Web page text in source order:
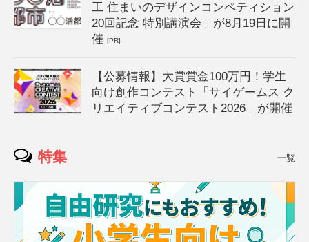
工 住まいのデザインコンペティション
20回記念 特別講演会」が8月19日に開
催[PR]
【公募情報】大賞賞金100万円！学生
向け創作コンテスト「サイゲームス ク
リエイティブコンテスト2026」が開催
特集 一覧